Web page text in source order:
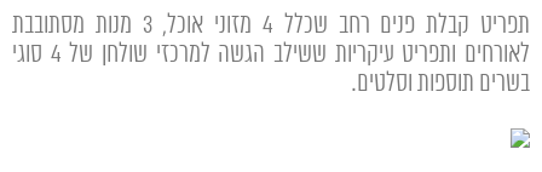
תפריט קבלת פנים רחב שכלל 4 מזוני אוכל, 3 מנות מסתובבת
לאורחים ותפריט עיקריות ששילב הגשה למרכזי שולחן של 4 סוגי
בשרים תוספות וסלטים.